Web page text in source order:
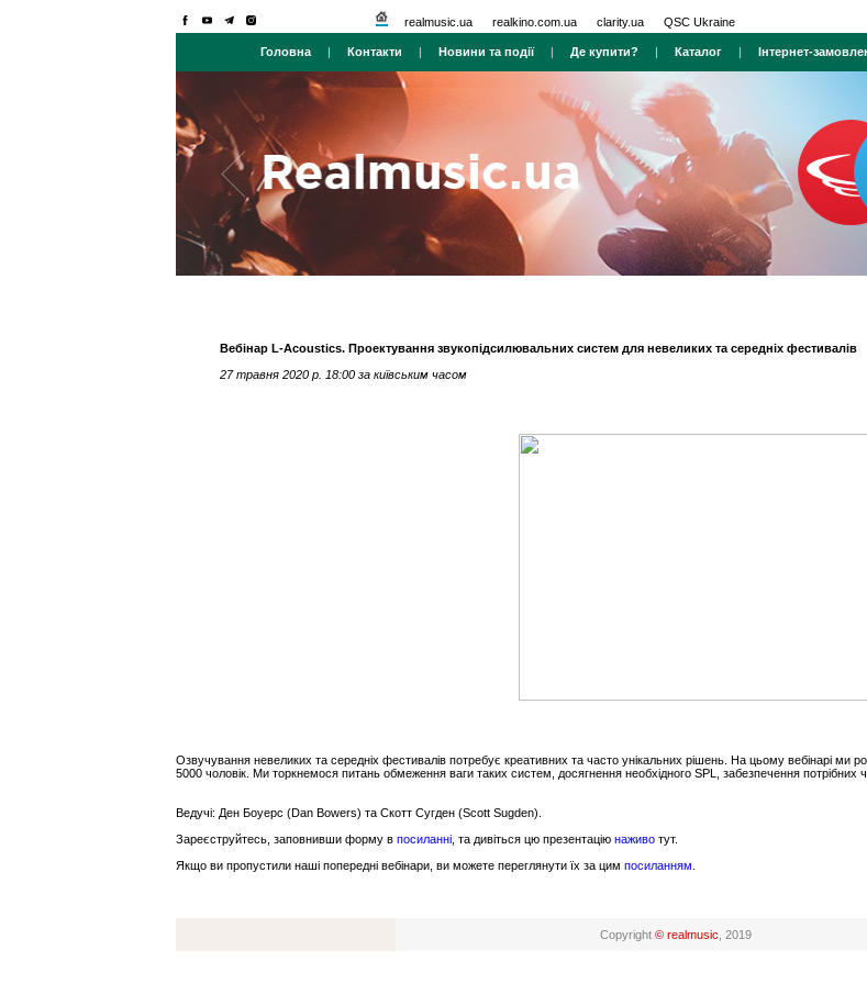
realmusic.ua realkino.com.ua clarity.ua QSC Ukraine
Головна | Контакти | Новини та події| Де купити? | Каталог | Інтернет-
Вебінар L-Acoustics. Проектування звукопідсилювальних систем для невеликих та середніх фестивалів
27 травня 2020 р. 18:00 за київським часом
Озвучування невеликих та середніх фестивалів потребує креативних та часто унікальних рішень. На цьому вебінарі ми
5000 чоловік. Ми торкнемося питань обмеження ваги таких систем, досягнення необхідного SPL, забезпечення потрібних
Ведучі: Ден Боуерс (Dan Bowers) та Скотт Сугден (Scott Sugden).
Зареєструйтесь, заповнивши форму в посиланні , та дивіться цю презентацію наживо тут.
Якщо ви пропустили наші попередні вебінари, ви можете переглянути їх за цим посиланням
Copyright © realmusic , 2019